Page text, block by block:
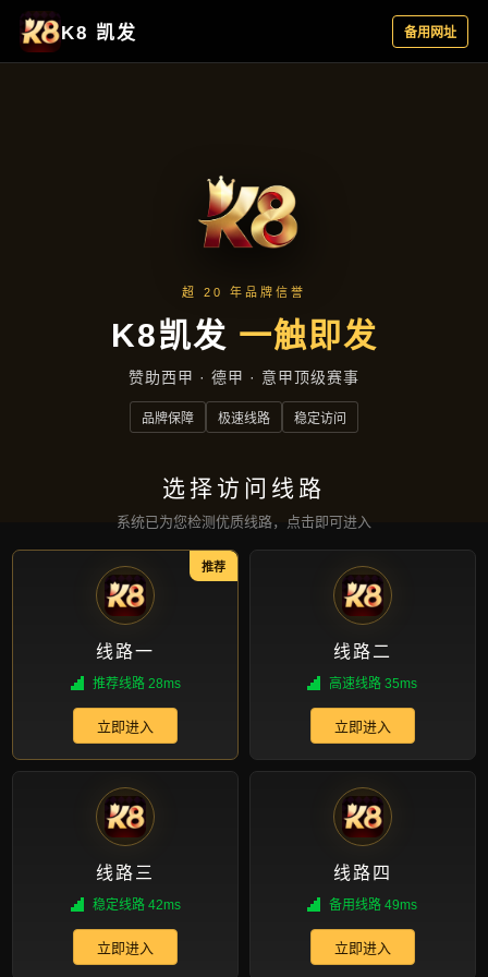
最新动态
首页 最新动态